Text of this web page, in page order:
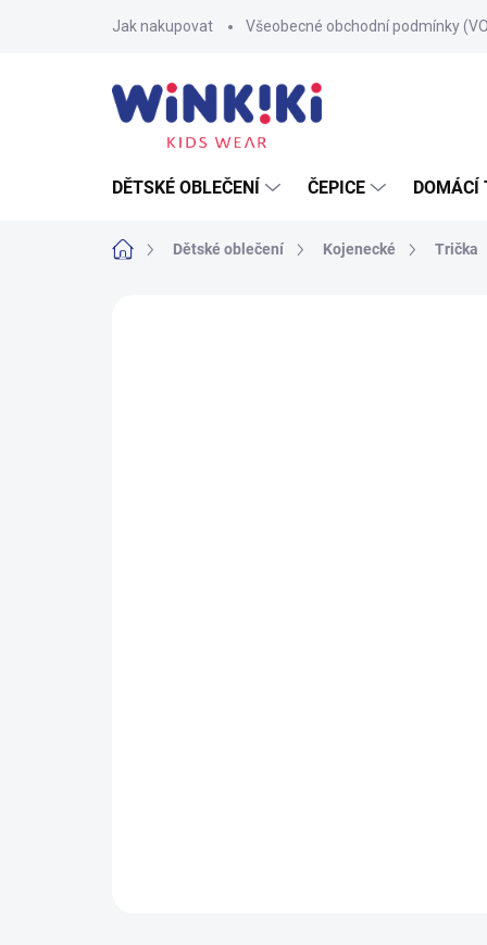
Jak nakupovat Všeobecné obchodní podmínky
DĚTSKÉ OBLEČENÍ ČEPICE DOMÁCÍ
Domů Dětské oblečení Kojenecké Trička